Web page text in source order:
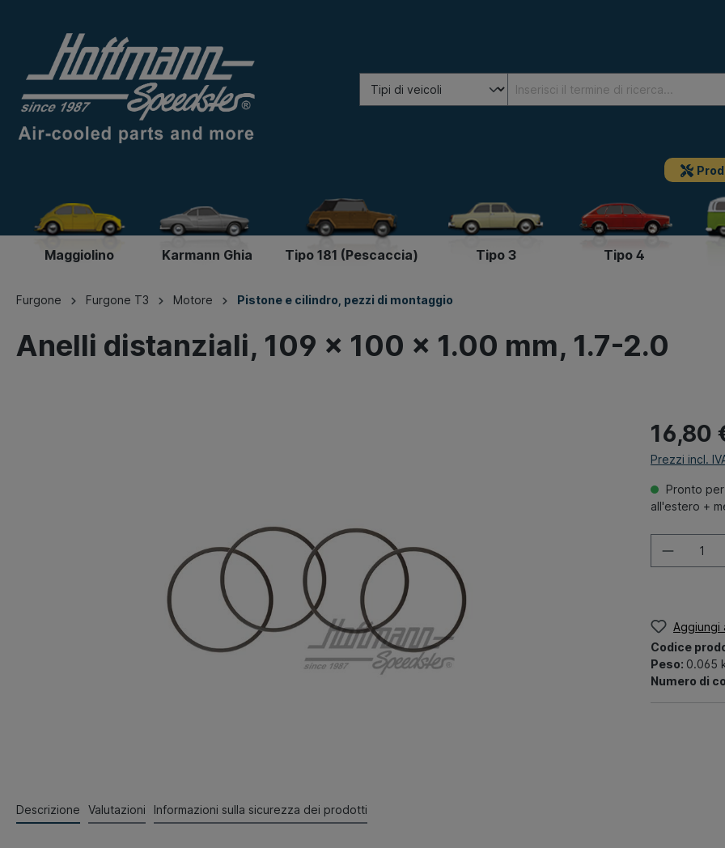
Maggiolino Karmann Ghia Tipo 181 (Pescaccia) Tipo 3 Tipo 4
Furgone Furgone T3 Motore Pistone e cilindro, pezzi di montaggio
Anelli distanziali, 109 x 100 x 1.00 mm, 1.7-2.0
16,80
Prezzi incl.
Pronto
all'estero +
Aggiungi
Codice
Peso: 0.065
Numero di
Descrizione Valutazioni Informazioni sulla sicurezza dei prodotti